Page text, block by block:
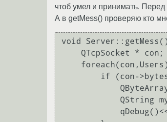
чтоб умел и принимать.
А в getMess() проверяю кто
void